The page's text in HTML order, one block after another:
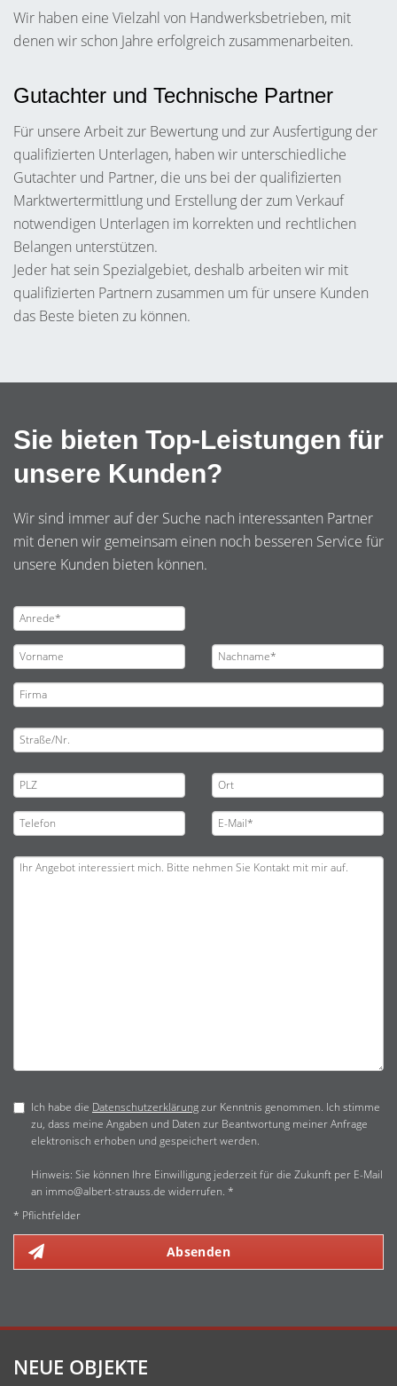
Wir haben eine Vielzahl von Handwerksbetrieben, mit
denen wir schon Jahre erfolgreich zusammenarbeiten.
Gutachter und Technische Partner
Für unsere Arbeit zur Bewertung und zur Ausfertigung der
qualifizierten Unterlagen, haben wir unterschiedliche
Gutachter und Partner, die uns bei der qualifizierten
Marktwertermittlung und Erstellung der zum Verkauf
notwendigen Unterlagen im korrekten und rechtlichen
Belangen unterstützen.
Jeder hat sein Spezialgebiet, deshalb arbeiten wir mit
qualifizierten Partnern zusammen um für unsere Kunden
das Beste bieten zu können.
Sie bieten Top-Leistungen für
unsere Kunden?
Wir sind immer auf der Suche nach interessanten Partner
mit denen wir gemeinsam einen noch besseren Service für
unsere Kunden bieten können.
Ich habe die Datenschutzerklärungzur Kenntnis genommen. Ich stimme
zu, dass meine Angaben und Daten zur Beantwortung meiner Anfrage
elektronisch erhoben und gespeichert werden.
Hinweis: Sie können Ihre Einwilligung jederzeit für die Zukunft per E-Mail
an immo@albert-strauss.de widerrufen. *
* Pflichtfelder
Absenden
NEUE OBJEKTE